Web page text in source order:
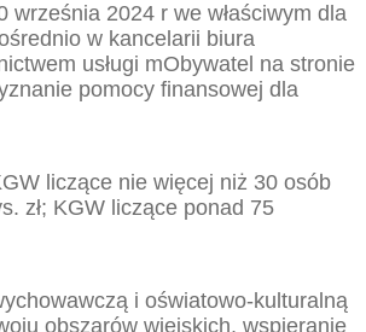
września 2024 r we właściwym dla
w kancelarii biura
usługi mObywatel na stronie
pomocy finansowej dla
liczące nie więcej niż 30 osób
zł; KGW liczące ponad 75
i oświatowo-kulturalną
obszarów wiejskich, wspieranie